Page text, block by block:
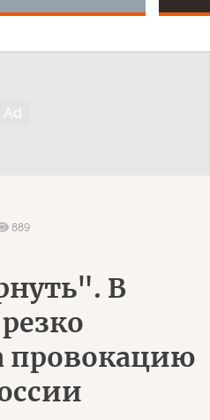
889
В
провокацию